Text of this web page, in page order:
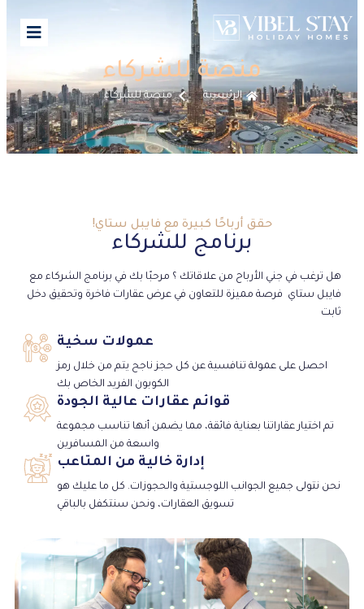
منصة للشركاء
الرئيسية منصة للشركاء
حقق أرباحًا كبيرة مع فايبل ستاي!
برنامج للشركاء
هل ترغب في جني الأرباح من علاقاتك ؟ مرحبًا بك في برنامج الشركاء مع
فايبل ستاي فرصة مميزة للتعاون في عرض عقارات فاخرة وتحقيق دخل
ثابت
عمولات سخية
احصل على عمولة تنافسية عن كل حجز ناجح يتم من خلال رمز
الكوبون الفريد الخاص بك
قوائم عقارات عالية الجودة
تم اختيار عقاراتنا بعناية فائقة، مما يضمن أنها تناسب مجموعة
واسعة من المسافرين
إدارة خالية من المتاعب
نحن نتولى جميع الجوانب اللوجستية والحجوزات. كل ما عليك هو
تسويق العقارات، ونحن سنتكفل بالباقي